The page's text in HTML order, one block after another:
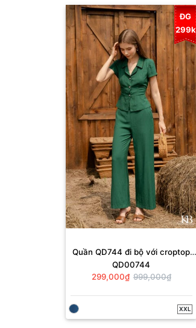
ĐG
299k
Quần QD744 đi bộ với croptop
CC98
QD00744
299,000₫ 999,000₫
XXL